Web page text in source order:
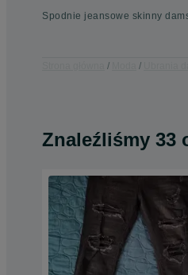
Spodnie jeansowe skinny
Znaleźliśmy 33